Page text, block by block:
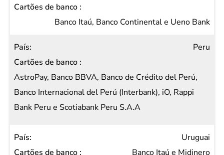
Banco Itaú, Banco Continental e Ueno Bank
Peru
AstroPay, Banco BBVA, Banco de Crédito del Perú,
Banco Internacional del Perú (Interbank), iO, Rappi
Bank Peru e Scotiabank Peru S.A.A
Uruguai
Banco Itaú e Midinero